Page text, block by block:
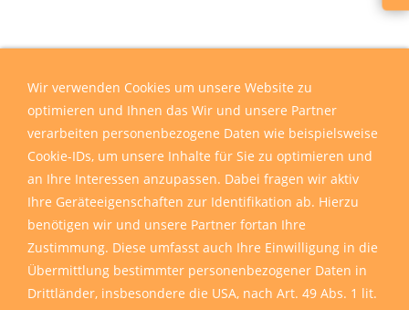
Wir verwenden Cookies um unsere Website zu
optimieren und Ihnen das Wir und unsere Partner
verarbeiten personenbezogene Daten wie beispielsweise
Cookie-IDs, um unsere Inhalte für Sie zu optimieren und
an Ihre Interessen anzupassen. Dabei fragen wir aktiv
Ihre Geräteeigenschaften zur Identifikation ab. Hierzu
benötigen wir und unsere Partner fortan Ihre
Zustimmung. Diese umfasst auch Ihre Einwilligung in die
Übermittlung bestimmter personenbezogener Daten in
Drittländer, insbesondere die USA, nach Art. 49 Abs. 1 lit.